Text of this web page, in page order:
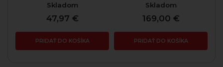
Skladom
47,97 €
PRIDAŤ DO KOŠÍKA
Skladom
169,00 €
PRIDAŤ DO KOŠÍKA